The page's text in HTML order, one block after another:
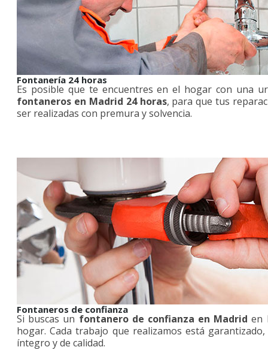
Fontanería 24 horas
Es posible que te encuentres en el hogar con una
fontaneros en Madrid 24 horas, para que tus
ser realizadas con premura y solvencia.
Fontaneros de confianza
Si buscas un fontanero de confianza en Madrid en
hogar. Cada trabajo que realizamos está
íntegro y de calidad.